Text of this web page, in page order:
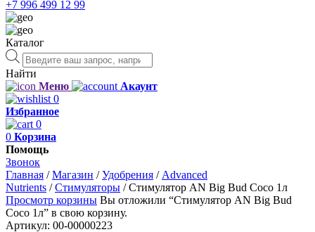
+7 996 499 12 99
Каталог
Поиск
товаров
Найти
Меню
Акаунт
0
Избранное
0
0 Корзина
Помощь
Звонок
Главная /Магазин /Удобрения / Advanced
Nutrients /Стимуляторы /Стимулятор AN Big Bud Coco 1л
Просмотр корзины Вы отложили “Стимулятор AN Big Bud
Coco 1л” в свою корзину.
Артикул: 00-00000223